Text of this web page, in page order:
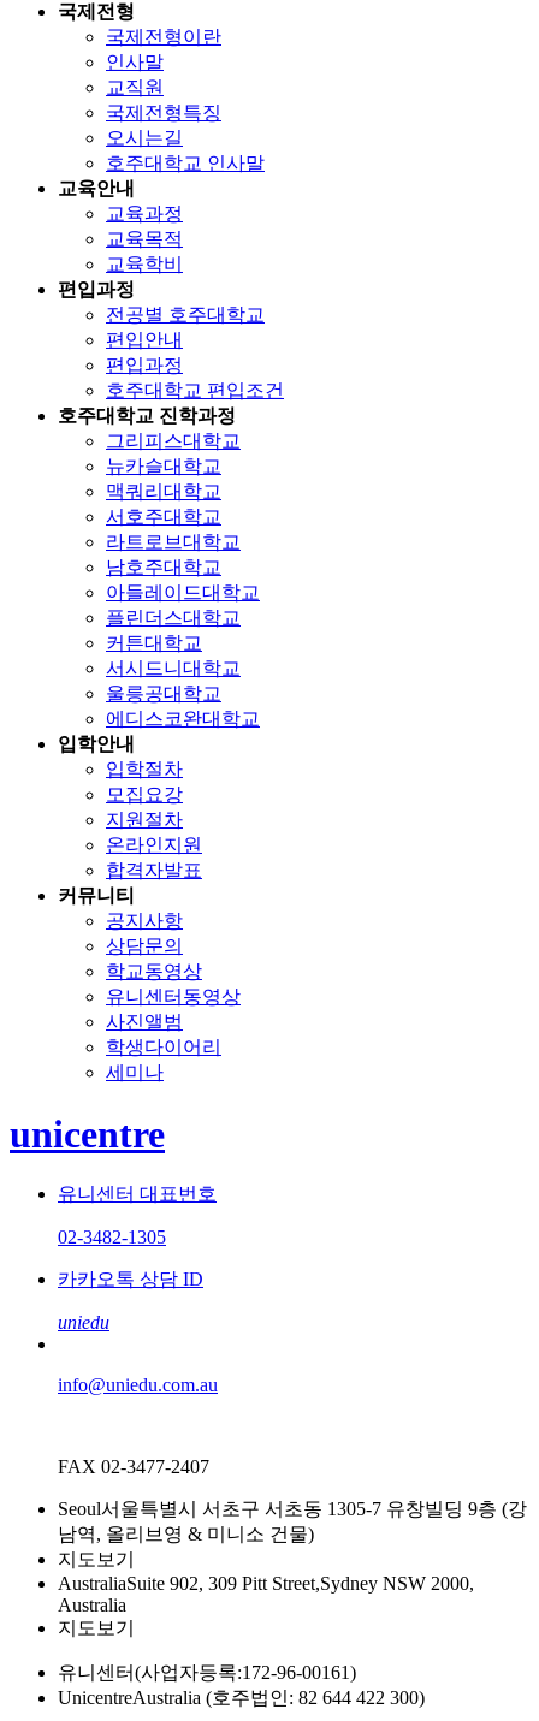
국제전형
국제전형이란
인사말
교직원
국제전형특징
오시는길
호주대학교 인사말
교육안내
교육과정
교육목적
교육학비
편입과정
전공별 호주대학교
편입안내
편입과정
호주대학교 편입조건
호주대학교 진학과정
그리피스대학교
뉴카슬대학교
맥쿼리대학교
서호주대학교
라트로브대학교
남호주대학교
아들레이드대학교
플린더스대학교
커튼대학교
서시드니대학교
울릉공대학교
에디스코완대학교
입학안내
입학절차
모집요강
지원절차
온라인지원
합격자발표
커뮤니티
공지사항
상담문의
학교동영상
유니센터동영상
사진앨범
학생다이어리
세미나
unicentre
유니센터 대표번호
02-3482-1305
카카오톡 상담 ID
uniedu
info@uniedu.com.au
FAX 02-3477-2407
Seoul서울특별시 서초구 서초동 1305-7 유창빌딩 9층 (강
남역, 올리브영 & 미니소 건물)
지도보기
AustraliaSuite 902, 309 Pitt Street,Sydney NSW 2000,
Australia
지도보기
유니센터(사업자등록:172-96-00161)
UnicentreAustralia (호주법인: 82 644 422 300)